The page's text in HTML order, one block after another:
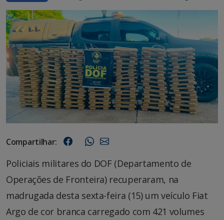
Compartilhar:
Policiais militares do DOF (Departamento de
Operações de Fronteira) recuperaram, na
madrugada desta sexta-feira (15) um veículo Fiat
Argo de cor branca carregado com 421 volumes